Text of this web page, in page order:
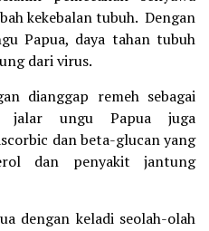
kekebalan tubuh. Dengan
Papua, daya tahan tubuh
dari virus.
dianggap remeh sebagai
jalar ungu Papua juga
dan beta-glucan yang
dan penyakit jantung
dengan keladi seolah-olah